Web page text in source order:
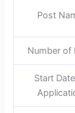
Post
Number of
Start